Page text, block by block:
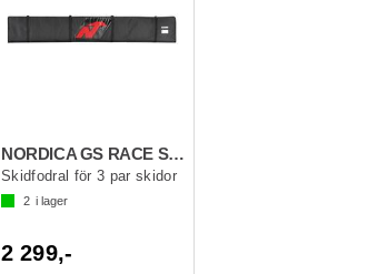
NORDICA GS RACE SKI BAG 3 PAIR Svart/Röd
Skidfodral för 3 par skidor
2 i lager
2 299,-